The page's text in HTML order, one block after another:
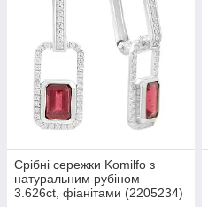
Срібні сережки Komilfo з
натуральним рубіном
3.626ct, фіанітами (2205234)